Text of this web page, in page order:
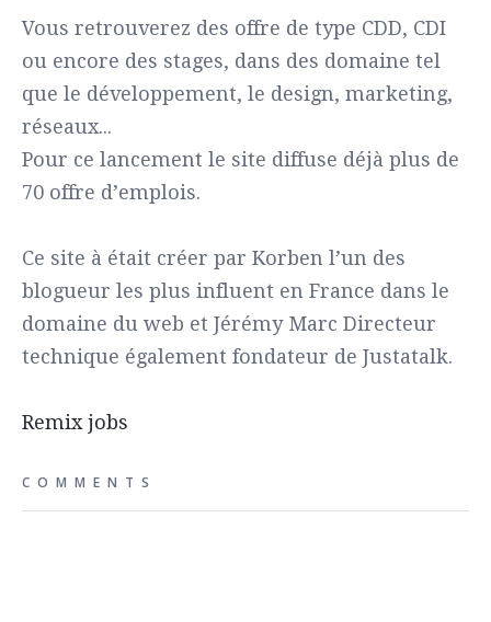
Vous retrouverez des offre de type CDD, CDI
ou encore des stages, dans des domaine tel
que le développement, le design, marketing,
réseaux...
Pour ce lancement le site diffuse déjà plus de
70 offre d’emplois.
Ce site à était créer par Korben l’un des
blogueur les plus influent en France dans le
domaine du web et Jérémy Marc Directeur
technique également fondateur de Justatalk.
Remix jobs
COMMENTS